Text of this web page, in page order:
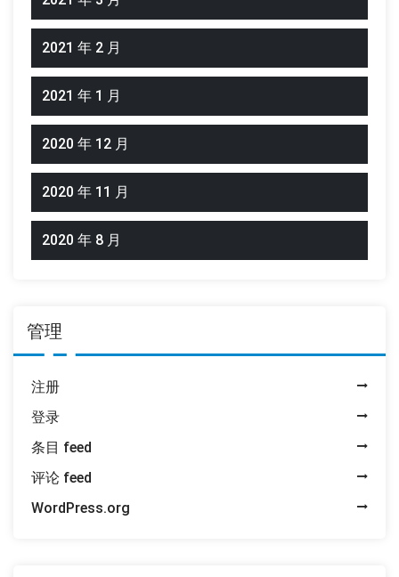
2021 年 2 月
2021 年 1 月
2020 年 12 月
2020 年 11 月
2020 年 8 月
管理
注册
登录
条目 feed
评论 feed
WordPress.org